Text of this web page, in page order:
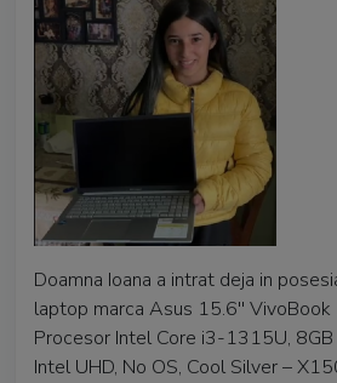
Doamna Ioana a intrat deja in
laptop marca Asus 15.6''
Procesor Intel Core i3-1315U, 8GB
Intel UHD, No OS, Cool Silver –